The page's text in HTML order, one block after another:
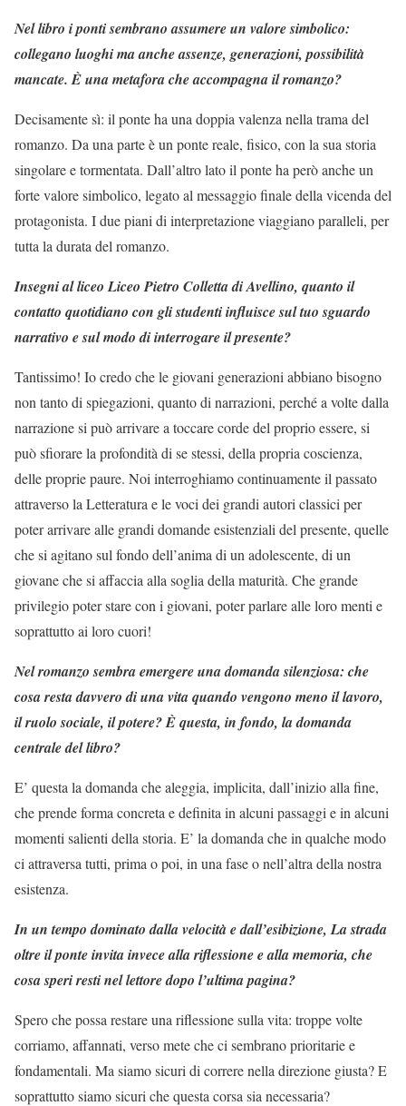
Nel libro i ponti sembrano assumere un valore simbolico:
collegano luoghi ma anche assenze, generazioni, possibilità
mancate. È una metafora che accompagna il romanzo?
Decisamente sì: il ponte ha una doppia valenza nella trama del
romanzo. Da una parte è un ponte reale, fisico, con la sua storia
singolare e tormentata. Dall’altro lato il ponte ha però anche un
forte valore simbolico, legato al messaggio finale della vicenda del
protagonista. I due piani di interpretazione viaggiano paralleli, per
tutta la durata del romanzo.
Insegni al liceo Liceo Pietro Colletta di Avellino, quanto il
contatto quotidiano con gli studenti influisce sul tuo sguardo
narrativo e sul modo di interrogare il presente?
Tantissimo! Io credo che le giovani generazioni abbiano bisogno
non tanto di spiegazioni, quanto di narrazioni, perché a volte dalla
narrazione si può arrivare a toccare corde del proprio essere, si
può sfiorare la profondità di se stessi, della propria coscienza,
delle proprie paure. Noi interroghiamo continuamente il passato
attraverso la Letteratura e le voci dei grandi autori classici per
poter arrivare alle grandi domande esistenziali del presente, quelle
che si agitano sul fondo dell’anima di un adolescente, di un
giovane che si affaccia alla soglia della maturità. Che grande
privilegio poter stare con i giovani, poter parlare alle loro menti e
soprattutto ai loro cuori!
Nel romanzo sembra emergere una domanda silenziosa: che
cosa resta davvero di una vita quando vengono meno il lavoro,
il ruolo sociale, il potere? È questa, in fondo, la domanda
centrale del libro?
E’ questa la domanda che aleggia, implicita, dall’inizio alla fine,
che prende forma concreta e definita in alcuni passaggi e in alcuni
momenti salienti della storia. E’ la domanda che in qualche modo
ci attraversa tutti, prima o poi, in una fase o nell’altra della nostra
esistenza.
In un tempo dominato dalla velocità e dall’esibizione, La strada
oltre il ponte invita invece alla riflessione e alla memoria, che
cosa speri resti nel lettore dopo l’ultima pagina?
Spero che possa restare una riflessione sulla vita: troppe volte
corriamo, affannati, verso mete che ci sembrano prioritarie e
fondamentali. Ma siamo sicuri di correre nella direzione giusta? E
soprattutto siamo sicuri che questa corsa sia necessaria?